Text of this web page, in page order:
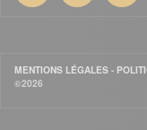
MENTIONS LÉGALES -
©2026